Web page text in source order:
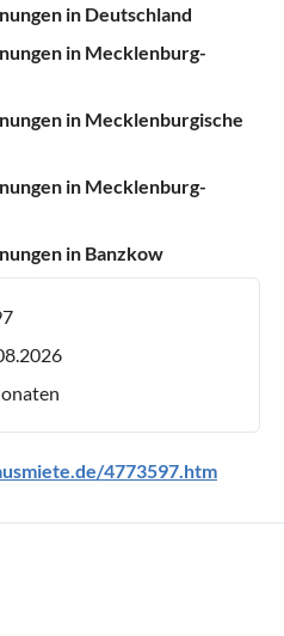
in Deutschland
in Mecklenburg-
in Mecklenburgische
in Mecklenburg-
in Banzkow
4773597.htm